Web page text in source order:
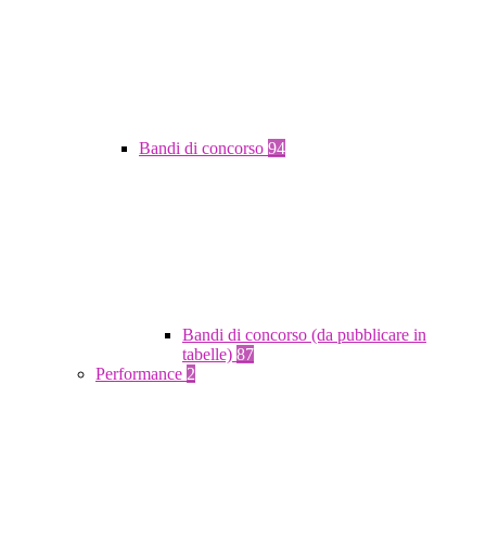
Bandi di concorso 94
Bandi di concorso (da pubblicare in
tabelle) 87
Performance 2